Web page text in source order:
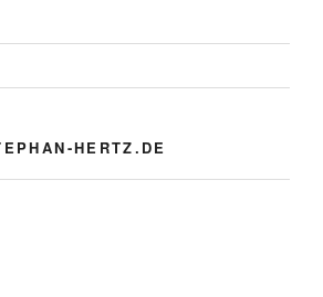
HERTZ.DE